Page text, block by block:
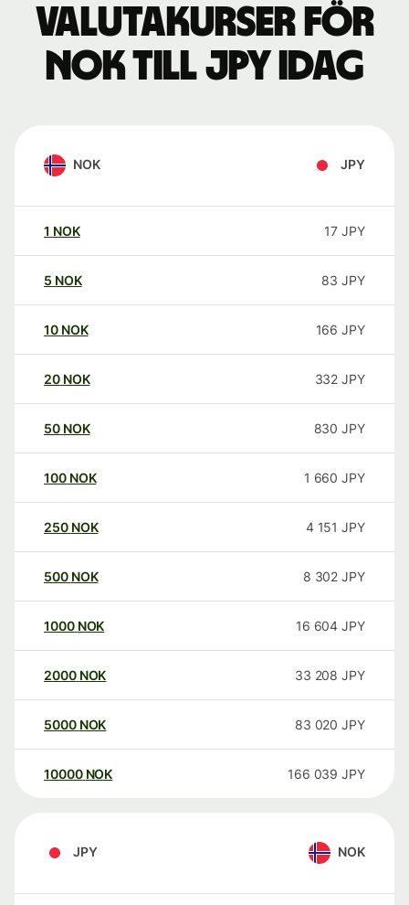
Valutakurser för
NOK till JPY idag
NOK JPY
1 NOK 17 JPY
5 NOK 83 JPY
10 NOK 166 JPY
20 NOK 332 JPY
50 NOK 830 JPY
100 NOK 1 660 JPY
250 NOK 4 151 JPY
500 NOK 8 302 JPY
1000 NOK 16 604 JPY
2000 NOK 33 208 JPY
5000 NOK 83 020 JPY
10000 NOK 166 039 JPY
JPY NOK